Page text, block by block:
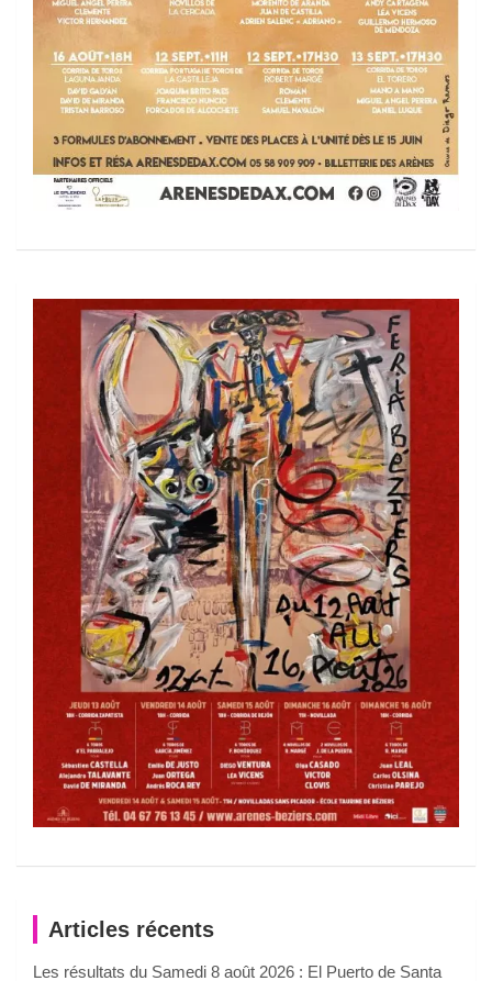
Articles récents
Les résultats du Samedi 8 août 2026 : El Puerto de Santa